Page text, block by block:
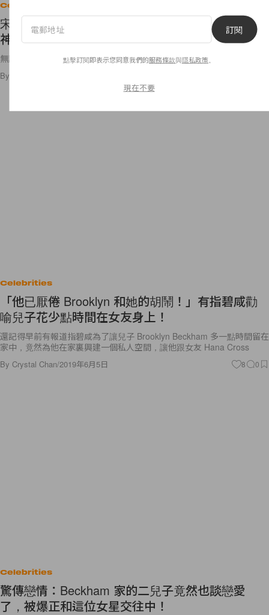
Celebrities
宋慧喬是緋聞女孩？曾跟她傳過戀情的全是一線男
神！
無論宋慧喬的愛情路如何，也希望她最後能得到幸福！
By
Celebrities
「他已厭倦 Brooklyn 和她的胡鬧！」有指碧咸勸
喻兒子花少點時間在女友身上！
還記得早前有報道指碧咸為了讓兒子 Brooklyn Beckham 多一點時間留在
家中，竟然為他在家裏興建一個私人空間，讓他跟女友 Hana Cross
By Crystal Chan/2019年6月5日 8 0
Celebrities
驚傳戀情：Beckham 家的二兒子竟然也談戀愛
了，被爆正和這位女星交往中！
訂閱
點擊訂閱即表示您同意我們的服務條款與隱私政策
現在不要